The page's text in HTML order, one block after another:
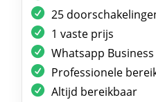
25
1 vaste prijs
Whatsapp Business
Professionele
Altijd bereikbaar